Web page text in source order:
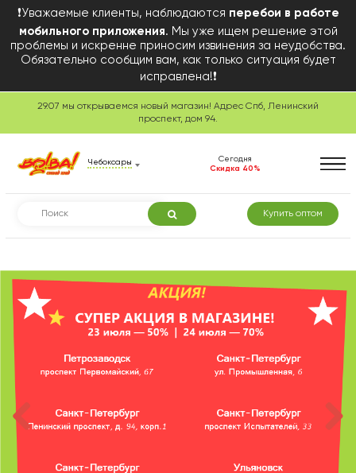
❗Уважаемые клиенты, наблюдаются перебои в работе
мобильного приложения. Мы уже ищем решение этой
проблемы и искренне приносим извинения за неудобства.
Обязательно сообщим вам, как только ситуация будет
исправлена!❗
29.07 мы открываемся новый магазин! Адрес Спб, Ленинский
проспект, дом 94.
Чебоксары
Сегодня
Скидка 40%
Купить оптом
Сегодня в розничной
торговле
Смотреть товары